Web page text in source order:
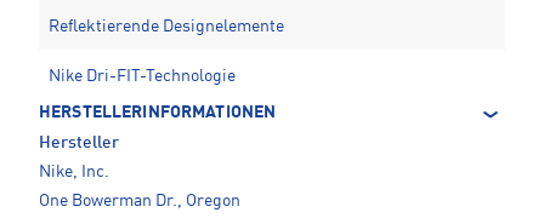
Reflektierende Designelemente
Nike Dri-FIT-Technologie
HERSTELLERINFORMATIONEN
Hersteller
Nike, Inc.
One Bowerman Dr., Oregon